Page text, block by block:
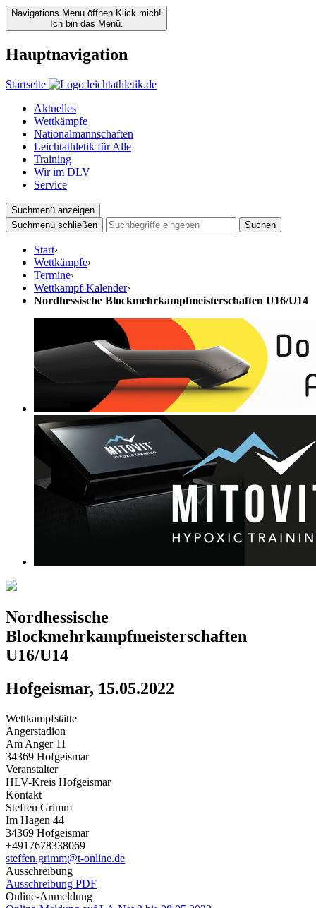
Navigations Menu öffnen Klick mich!
Ich bin das Menü.
Hauptnavigation
Startseite
Aktuelles
Wettkämpfe
Nationalmannschaften
Leichtathletik für Alle
Training
Wir im DLV
Service
Suchmenü anzeigen
Suchmenü schließen
Suchen
Start›
Wettkämpfe›
Termine›
Wettkampf-Kalender›
Nordhessische Blockmehrkampfmeisterschaften U16/U14
Nordhessische
Blockmehrkampfmeisterschaften
U16/U14
Hofgeismar, 15.05.2022
Wettkampfstätte
Angerstadion
Am Anger 11
34369 Hofgeismar
Veranstalter
HLV-Kreis Hofgeismar
Kontakt
Steffen Grimm
Im Hagen 44
34369 Hofgeismar
+4917678338069
steffen.grimm@t-online.de
Ausschreibung
Ausschreibung PDF
Online-Anmeldung